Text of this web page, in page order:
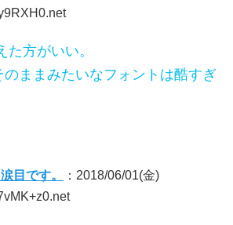
た方がいい。
のままみたいなフォントは酷すぎ
目です。
：2018/06/01(金)